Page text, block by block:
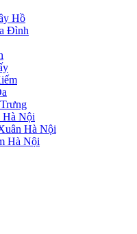
Hồ
Đình
Hà Nội
Hà Nội
Hà Nội